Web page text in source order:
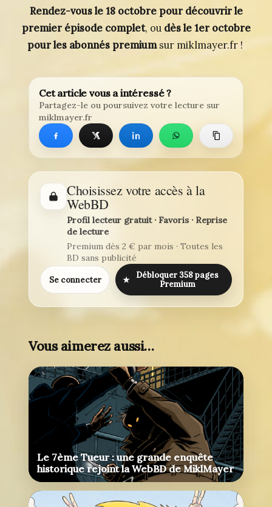
Rendez-vous le 18 octobre pour découvrir le
premier épisode complet, ou dès le 1er octobre
pour les abonnés premiumsur miklmayer.fr !.
Cet article vous a intéressé ?
Partagez-le ou poursuivez votre lecture sur
miklmayer.fr
Choisissez votre accès à la
WebBD
Profil lecteur gratuit · Favoris · Reprise
de lecture
Premium dès 2 € par mois · Toutes les
BD sans publicité
Se connecter ★
Débloquer 358 pages
Premium
Vous aimerez aussi…
Le 7ème Tueur : une grande enquête
historique rejoint la WebBD de MiklMayer